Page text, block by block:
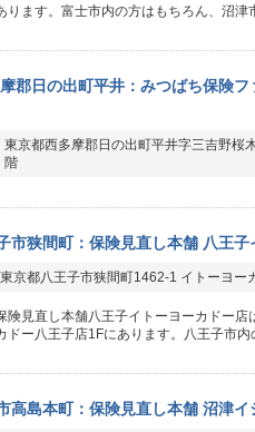
ります。富士市内の方はもちろん、沼津
郡日の出町平井：みつばち保険
東京都西多摩郡日の出町平井字三吉野桜
階
市狭間町：保険見直し本舗 八王
東京都八王子市狭間町1462-1 イトーヨー
険見直し本舗八王子イトーヨーカドー店
ドー八王子店1Fにあります。八王子市
高島本町：保険見直し本舗 沼津イ